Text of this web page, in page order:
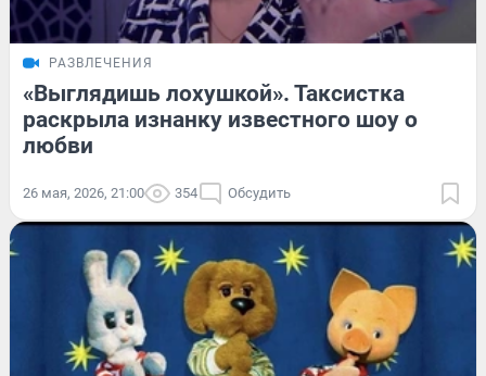
РАЗВЛЕЧЕНИЯ
«Выглядишь лохушкой». Таксистка
раскрыла изнанку известного шоу о
любви
26 мая, 2026, 21:00 354 Обсудить